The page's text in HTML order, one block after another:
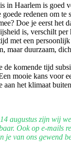
in Haarlem is goed
redenen om te
Doe je eerst het
is, verschilt per
met een
maar duurzaam,
de komende tijd
mooie kans voor
aan het klimaat
augustus zijn wij
Ook op e-mails
je van ons gewend